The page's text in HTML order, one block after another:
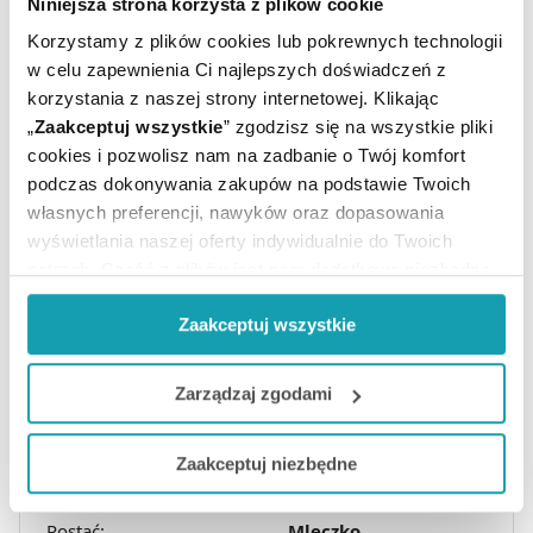
Korzystamy z plików cookies lub pokrewnych technologii
w celu zapewnienia Ci najlepszych doświadczeń z
korzystania z naszej strony internetowej. Klikając
„Zaakceptuj wszystkie” zgodzisz się na wszystkie pliki
cookies i pozwolisz nam na zadbanie o Twój komfort
podczas dokonywania zakupów na podstawie Twoich
własnych preferencji, nawyków oraz dopasowania
wyświetlania naszej oferty indywidualnie do Twoich
do prawidłowego działania Portalu oraz jego
funkcjonalności. W zależności od funkcji, dane o tym jak
korzystasz z naszej witryny będą również przekazywane
do naszych Partnerów marketingowych i analitycznych.
Jeżeli chcesz dostosować swoją zgodę i wybrać tylko
niektóre dodatkowe funkcje, z którymi wiąże się
zbieranie danych o Twojej aktywności dokonaj
preferowanych przez Ciebie wyborów i kliknij „
Zaakceptuj wszystkie
Zarządzaj zgodami
Zaakceptuj niezbędne
92 048 Paris La Défense Cedex,
Francja,
www.www.expanscience.com/fr
Podmiot odpowiedzialny
Laboratoires Expanscience Polska Sp. z o. o.
Ul. Żelazna 67/78,
00-871 Warszawa,
Polska,
e-mail: kontakt@expanscience.com
www.mustela.pl
Ilość / masa / pojemność
2 x 200 ml
Rejestracja produktu:
Kosmetyk
Producent / Podmiot
odpowiedzialny:
LABORATOIRES
EXPANSCIENCE